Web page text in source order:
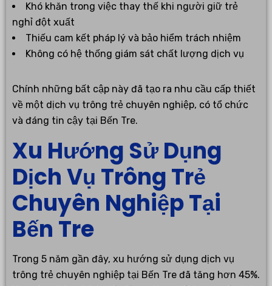
Khó khăn trong việc thay thế khi người giữ trẻ
nghỉ đột xuất
Thiếu cam kết pháp lý và bảo hiểm trách nhiệm
Không có hệ thống giám sát chất lượng dịch vụ
Chính những bất cập này đã tạo ra nhu cầu cấp thiết
về một dịch vụ trông trẻ chuyên nghiệp, có tổ chức
và đáng tin cậy tại Bến Tre.
Xu Hướng Sử Dụng
Dịch Vụ Trông Trẻ
Chuyên Nghiệp Tại
Bến Tre
Trong 5 năm gần đây, xu hướng sử dụng dịch vụ
trông trẻ chuyên nghiệp tại Bến Tre đã tăng hơn 45%.